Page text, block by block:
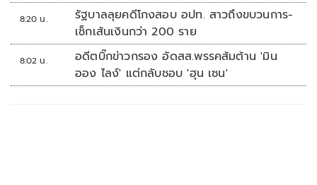
8:20 น.
รัฐบาลลุยคดีโกงสอบ อปท. สาวถึงขบวนการ-
เช็กเส้นเงินกว่า 200 ราย
8:02 น.
อดีตบิ๊กข่าวกรอง อัดสส.พรรคส้มต้าน 'มิน
ออง ไลง์' แต่กลับชอบ 'ฮุน เซน'